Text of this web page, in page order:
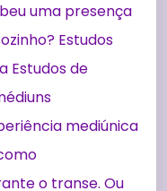
uma presença
Estudos
Estudos de
mediúnica
o transe. Ou